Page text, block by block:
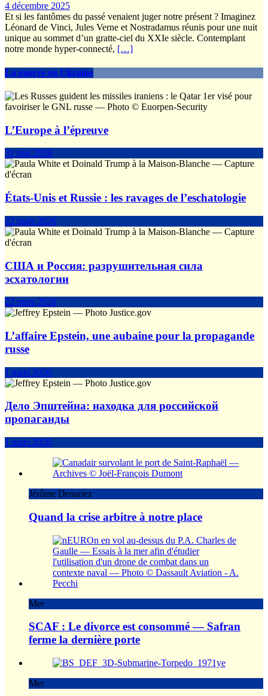
4 décembre 2025
Et si les fantômes du passé venaient juger notre présent ? Imaginez
Léonard de Vinci, Jules Verne et Nostradamus réunis pour une nuit
unique au sommet d’un gratte-ciel du XXIe siècle. Contemplant
notre monde hyper-connecté, […]
La guerre en Ukraine
L’Europe à l’épreuve
31 mai 2026
États-Unis et Russie : les ravages de l’eschatologie
22 mars 2026
США и Россия: разрушительная сила
эсхатологии
22 mars 2026
L’affaire Epstein, une aubaine pour la propagande
russe
1 mars 2026
Дело Эпштейна: находка для российской
пропаганды
1 mars 2026
Jérôme Denariez
Quand la crise arbitre à notre place
Mer
SCAF : Le divorce est consommé — Safran
ferme la dernière porte
Mer